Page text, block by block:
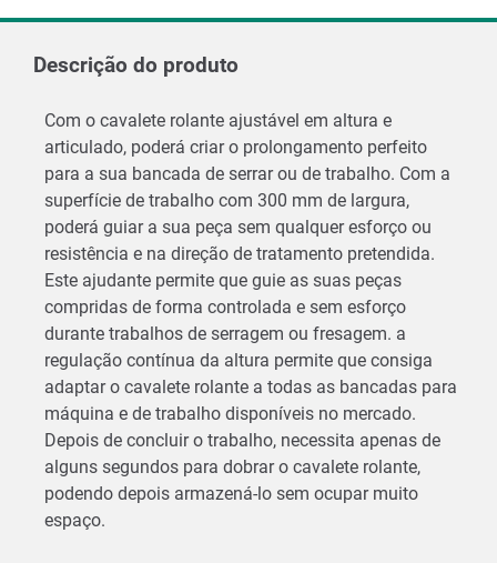
Descrição do produto
Com o cavalete rolante ajustável em altura e
articulado, poderá criar o prolongamento perfeito
para a sua bancada de serrar ou de trabalho. Com a
superfície de trabalho com 300 mm de largura,
poderá guiar a sua peça sem qualquer esforço ou
resistência e na direção de tratamento pretendida.
Este ajudante permite que guie as suas peças
compridas de forma controlada e sem esforço
durante trabalhos de serragem ou fresagem. a
regulação contínua da altura permite que consiga
adaptar o cavalete rolante a todas as bancadas para
máquina e de trabalho disponíveis no mercado.
Depois de concluir o trabalho, necessita apenas de
alguns segundos para dobrar o cavalete rolante,
podendo depois armazená-lo sem ocupar muito
espaço.